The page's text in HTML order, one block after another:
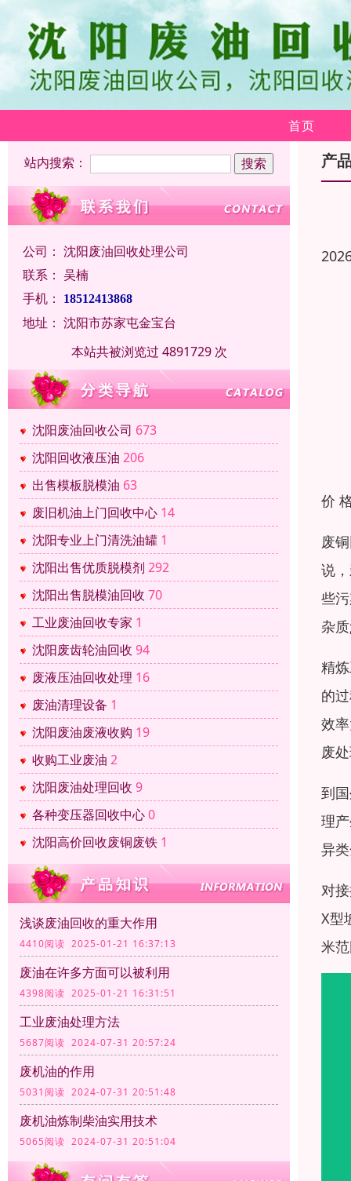
首页
站内搜索：
公司： 沈阳废油回收处理公司
联系： 吴楠
手机：
18512413868
地址： 沈阳市苏家屯金宝台
本站共被浏览过 4891729 次
沈阳废油回收公司 673
沈阳回收液压油 206
出售模板脱模油 63
废旧机油上门回收中心 14
沈阳专业上门清洗油罐 1
沈阳出售优质脱模剂 292
沈阳出售脱模油回收 70
工业废油回收专家 1
沈阳废齿轮油回收 94
废液压油回收处理 16
废油清理设备 1
沈阳废油废液收购 19
收购工业废油 2
沈阳废油处理回收 9
各种变压器回收中心0
沈阳高价回收废铜废铁 1
浅谈废油回收的重大作用
4410阅读 2025-01-21 16:37:13
废油在许多方面可以被利用
4398阅读 2025-01-21 16:31:51
工业废油处理方法
5687阅读 2024-07-31 20:57:24
废机油的作用
5031阅读 2024-07-31 20:51:48
废机油炼制柴油实用技术
5065阅读 2024-07-31 20:51:04
产
价
废
说
些
杂
精
的
效
废
到
理
异
对
X型
米